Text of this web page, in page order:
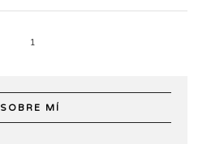
1
SOBRE MÍ